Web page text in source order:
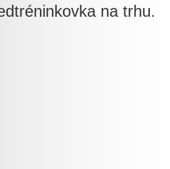
na trhu.